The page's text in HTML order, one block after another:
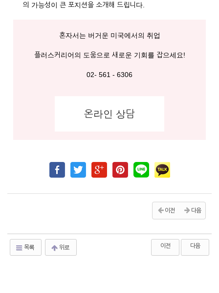
의 가능성이 큰 포지션을 소개해 드립니다.
혼자서는 버거운 미국에서의 취업
플러스커리어의 도움으로 새로운 기회를 잡으세요!
02- 561 - 6306
온라인 상담
이전 다음
목록 위로 이전 다음